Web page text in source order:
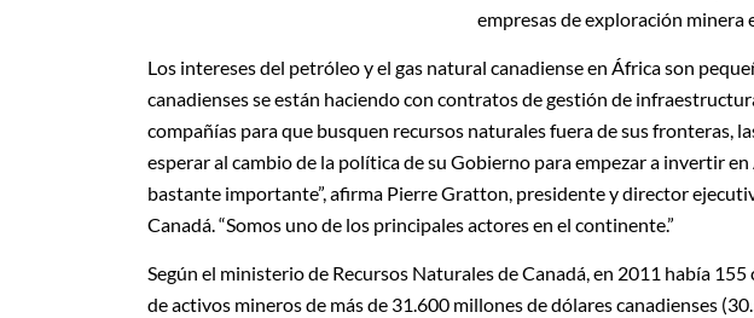
empresas de exploración minera
Los intereses del petróleo y el gas natural canadiense en África son
canadienses se están haciendo con contratos de gestión de
compañías para que busquen recursos naturales fuera de sus fronteras,
esperar al cambio de la política de su Gobierno para empezar a invertir
bastante importante”, afirma Pierre Gratton, presidente y director
Canadá. “Somos uno de los principales actores en el continente.”
Según el ministerio de Recursos Naturales de Canadá, en 2011 había
de activos mineros de más de 31.600 millones de dólares canadienses